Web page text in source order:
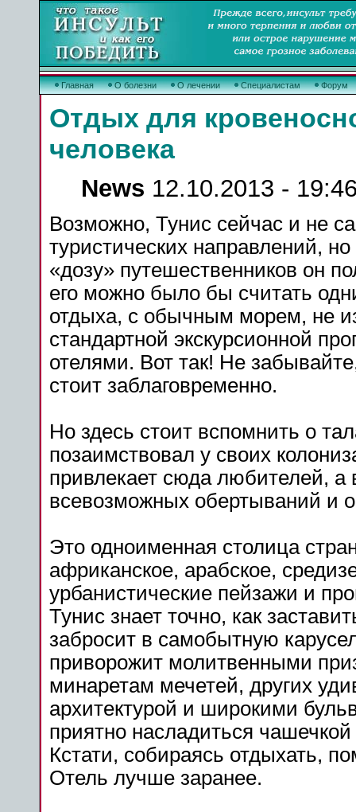
Главная О болезни О лечении Специалистам Форум
Отдых для
человека
News 12.10.2013 -
Возможно, Тунис сейчас и не
туристических направлений,
«дозу» путешественников он
его можно было бы считать
отдыха, с обычным морем, не
стандартной экскурсионной
отелями. Вот так! Не
стоит заблаговременно.
Но здесь стоит вспомнить о
позаимствовал у своих
привлекает сюда любителей,
всевозможных обертываний и
Это одноименная столица
африканское, арабское,
урбанистические пейзажи и
Тунис знает точно, как
забросит в самобытную
приворожит молитвенными
минаретам мечетей, других
архитектурой и широкими
приятно насладиться
Кстати, собираясь отдыхать,
Отель лучше заранее.